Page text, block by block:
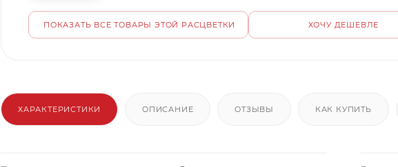
ПОКАЗАТЬ ВСЕ ТОВАРЫ ЭТОЙ РАСЦВЕТКИ ХОЧУ ДЕШЕВЛЕ
ХАРАКТЕРИСТИКИ ОПИСАНИЕ ОТЗЫВЫ КАК КУПИТЬ